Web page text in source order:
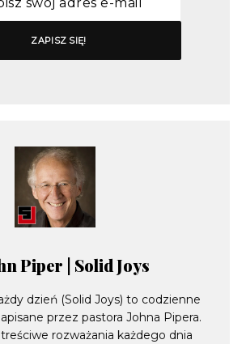
Piper | Solid Joys
dzień (Solid Joys) to codzienne
przez pastora Johna Pipera.
rozważania każdego dnia